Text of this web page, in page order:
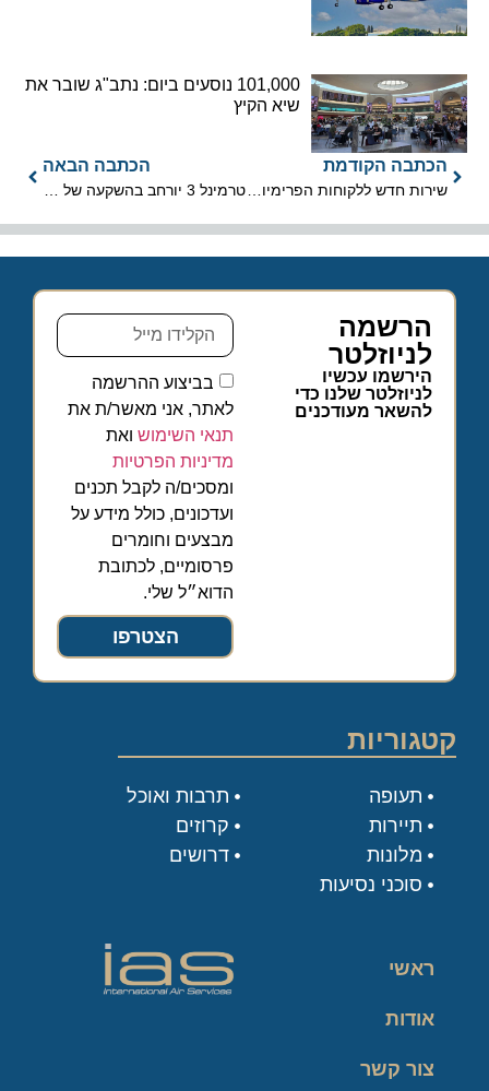
101,000 נוסעים ביום: נתב"ג שובר את
שיא הקיץ
הכתבה הקודמת הכתבה הבאה
הרשמה
לניוזלטר
הירשמו עכשיו
לניוזלטר שלנו כדי
להשאר מעודכנים
בביצוע ההרשמה
לאתר, אני מאשר/ת את
תנאי השימוש ואת
מדיניות הפרטיות
ומסכים/ה לקבל תכנים
ועדכונים, כולל מידע על
מבצעים וחומרים
פרסומיים, לכתובת
הדוא״ל שלי.
הצטרפו
קטגוריות
תעופה
תיירות
מלונות
סוכני נסיעות
תרבות ואוכל
קרוזים
דרושים
ראשי
אודות
צור קשר